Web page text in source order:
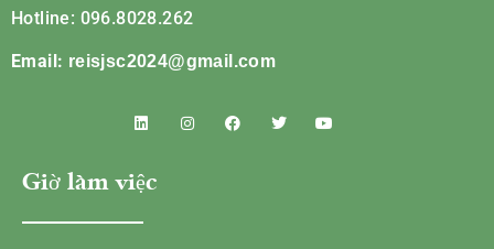
Hotline: 096.8028.262
Email: reisjsc2024@gmail.com
Giờ làm việc